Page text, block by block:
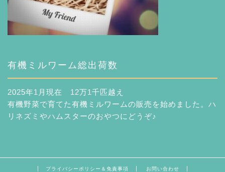
有機ミルワーム総出荷数
2025年1月現在 12万1千匹越え
有機野菜で育てた有機ミルワームの販売を始めました。ハ
リネズミやハムスターのおやつにどうぞ♪
プライバシーポリシー＆免責事項 お問い合わせ